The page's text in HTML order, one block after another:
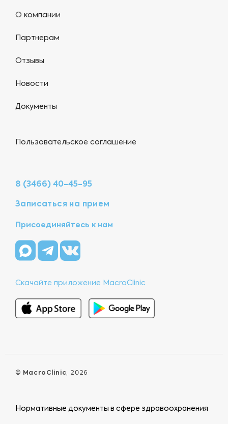
О компании
Партнерам
Отзывы
Новости
Документы
Пользовательское соглашение
8 (3466) 40-45-95
Записаться на прием
Присоединяйтесь к нам
Скачайте приложение MacroClinic
© MacroClinic, 2026
Нормативные документы в сфере здравоохранения